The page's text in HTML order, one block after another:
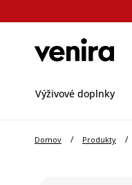
na
Výživové doplnky
Domov / Produkty /